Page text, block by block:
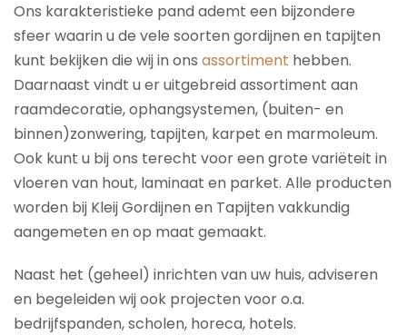
Ons karakteristieke pand ademt een bijzondere
sfeer waarin u de vele soorten gordijnen en tapijten
kunt bekijken die wij in ons assortiment hebben.
Daarnaast vindt u er uitgebreid assortiment aan
raamdecoratie, ophangsystemen, (buiten- en
binnen)zonwering, tapijten, karpet en marmoleum.
Ook kunt u bij ons terecht voor een grote variëteit in
vloeren van hout, laminaat en parket. Alle producten
worden bij Kleij Gordijnen en Tapijten vakkundig
aangemeten en op maat gemaakt.
Naast het (geheel) inrichten van uw huis, adviseren
en begeleiden wij ook projecten voor o.a.
bedrijfspanden, scholen, horeca, hotels.